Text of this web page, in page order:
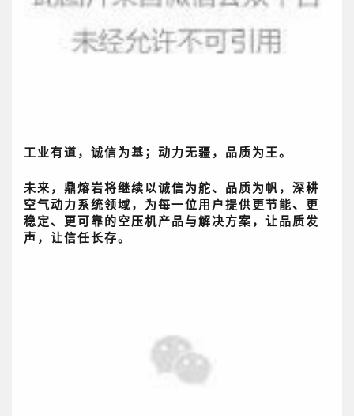
工业有道，诚信为基；动力无疆，品质为王。
未来，鼎熔岩将继续以诚信为舵、品质为帆，深耕
空气动力系统领域，为每一位用户提供更节能、更
稳定、更可靠的空压机产品与解决方案，让品质发
声，让信任长存。